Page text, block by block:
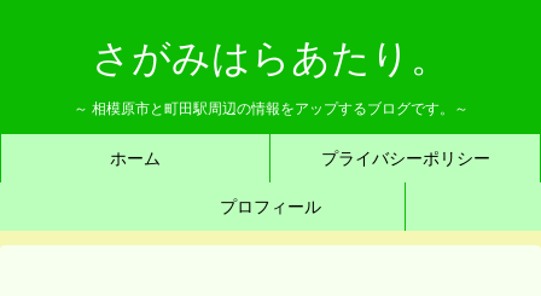
さがみはらあたり。
～ 相模原市と町田駅周辺の情報をアップするブログです。～
ホーム プライバシーポリシー
プロフィール